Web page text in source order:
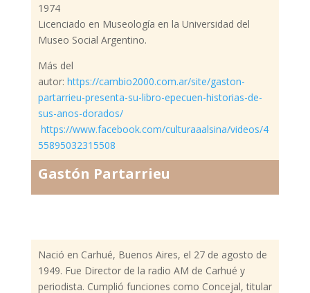
1974
Licenciado en Museología en la Universidad del
Museo Social Argentino.
Más del
autor: https://cambio2000.com.ar/site/gaston-
partarrieu-presenta-su-libro-epecuen-historias-de-
sus-anos-dorados/
https://www.facebook.com/culturaaalsina/videos/4
55895032315508
Gastón Partarrieu
Nació en Carhué, Buenos Aires, el 27 de agosto de
1949. Fue Director de la radio AM de Carhué y
periodista. Cumplió funciones como Concejal, titular